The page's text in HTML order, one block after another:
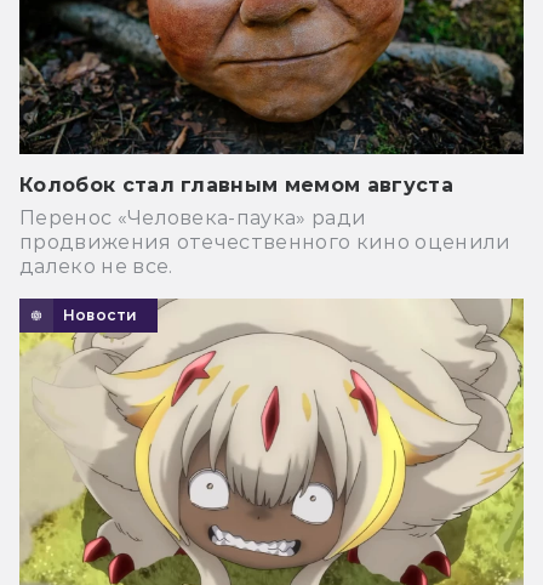
Колобок стал главным мемом августа
Перенос «Человека-паука» ради
продвижения отечественного кино оценили
далеко не все.
Новости